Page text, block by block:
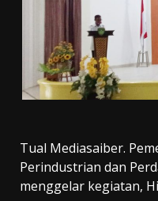
Tual Mediasaiber.
Perindustrian dan
menggelar kegiatan,